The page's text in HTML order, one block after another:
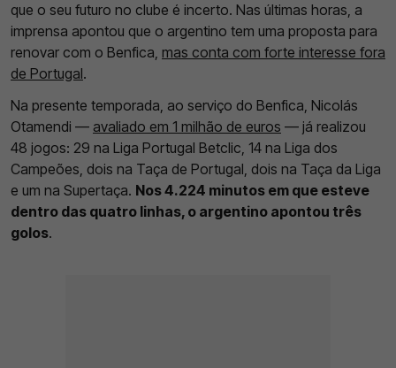
que o seu futuro no clube é incerto. Nas últimas horas, a
imprensa apontou que o argentino tem uma proposta para
renovar com o Benfica, mas conta com forte interesse fora
de Portugal.
Na presente temporada, ao serviço do Benfica, Nicolás
Otamendi — avaliado em 1 milhão de euros — já realizou
48 jogos: 29 na Liga Portugal Betclic, 14 na Liga dos
Campeões, dois na Taça de Portugal, dois na Taça da Liga
e um na Supertaça. Nos 4.224 minutos em que esteve
dentro das quatro linhas, o argentino apontou três
golos.